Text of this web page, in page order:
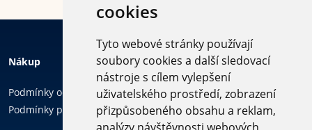
cookies
Tyto webové stránky používají
soubory cookies a další sledovací
nástroje s cílem vylepšení
uživatelského prostředí, zobrazení
přizpůsobeného obsahu a reklam,
Nákup
Podmínky ochrany osobních údajů
Podmínky používání cookies